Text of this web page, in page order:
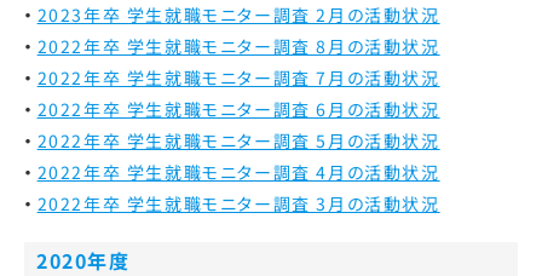
2023年卒 学生就職モニター調査 2月の活動状況
2022年卒 学生就職モニター調査 8月の活動状況
2022年卒 学生就職モニター調査 7月の活動状況
2022年卒 学生就職モニター調査 6月の活動状況
2022年卒 学生就職モニター調査 5月の活動状況
2022年卒 学生就職モニター調査 4月の活動状況
2022年卒 学生就職モニター調査 3月の活動状況
2020年度